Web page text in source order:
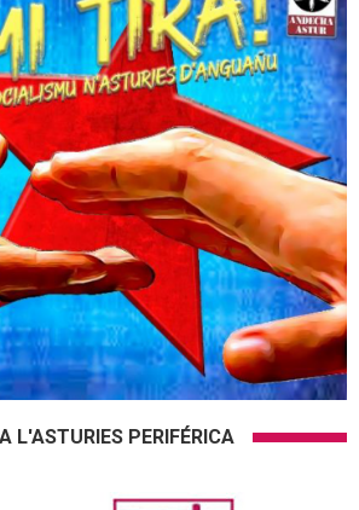
L'ASTURIES PERIFÉRICA